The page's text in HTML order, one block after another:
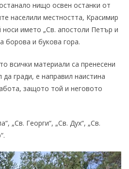
нищо освен останки от
населили местността, Красимир
носи името „Св. апостоли Петър и
борова и букова гора.
всички материали са пренесени
гради, е направил наистина
защото той и неговото
„Св. Георги“, „Св. Дух“, „Св.